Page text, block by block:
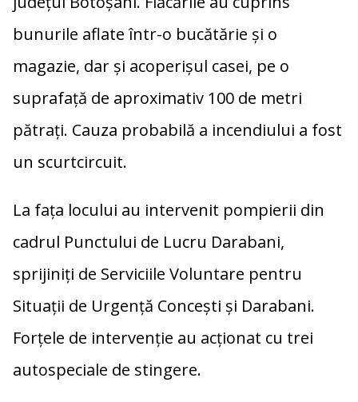
o
k
n
k
ă
bunurile aflate într-o bucătărie și o
magazie, dar și acoperișul casei, pe o
suprafață de aproximativ 100 de metri
pătrați. Cauza probabilă a incendiului a fost
un scurtcircuit.
La fața locului au intervenit pompierii din
cadrul Punctului de Lucru Darabani,
sprijiniți de Serviciile Voluntare pentru
Situații de Urgență Concești și Darabani.
Forțele de intervenție au acționat cu trei
autospeciale de stingere.